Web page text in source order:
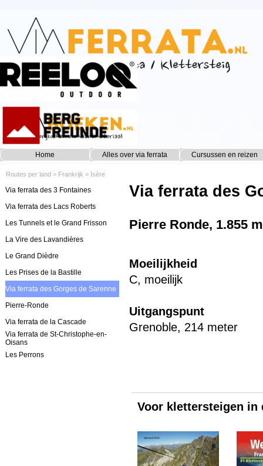
Home Alles over via ferrata ▼
Cursussen en reizen
Routes per land > Frankrijk > Isère
Via ferrata des 3 Fontaines
Via ferrata des Lacs Roberts
Les Tunnels et le Grand Frisson
La Vire des Lavandières
Le Grand Dièdre
Les Prises de la Bastille
Via ferrata des Gorges de Sarenne
Pierre-Ronde
Via ferrata de la Cascade
Via ferrata de St-Christophe-en-
Oisans
Les Perrons
Via ferrata des
Pierre Ronde, 1.855
Moeilijkheid
C, moeilijk
Uitgangspunt
Grenoble, 214 meter
Voor klettersteigen in